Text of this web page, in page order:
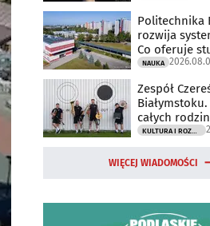
Politechnika
rozwija
Co oferuje
NAUKA
Zespół
całych
WIĘCEJ WIADOMOŚCI